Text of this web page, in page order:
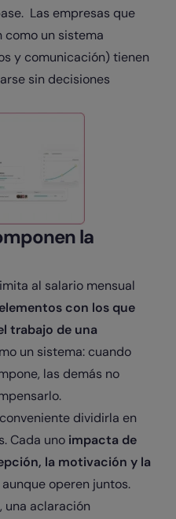
Las empresas que
como un sistema
y comunicación) tienen
sin decisiones
la
al salario mensual
con los que
trabajo de una
un sistema: cuando
las demás no
dividirla en
Cada uno impacta de
la motivación y la
aunque operen juntos.
una aclaración